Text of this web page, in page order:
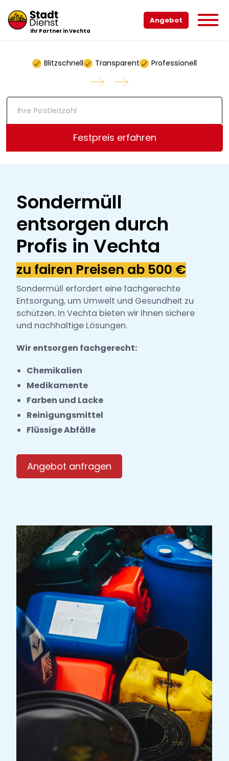
Ihr Partner in Vechta
Angebot
Blitzschnell Transparent Professionell
I
o
Festpreis erfahren
Sondermüll
entsorgen durch
Profis in Vechta
zu fairen Preisen ab 500 €
Sondermüll erfordert eine fachgerechte
Entsorgung, um Umwelt und Gesundheit zu
schützen. In Vechta bieten wir Ihnen sichere
und nachhaltige Lösungen.
Wir entsorgen fachgerecht:
Chemikalien
Medikamente
Farben und Lacke
Reinigungsmittel
Flüssige Abfälle
Angebot anfragen